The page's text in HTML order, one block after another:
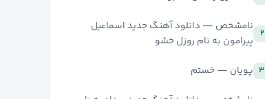
۲
نامشخص — دانلود آهنگ جدید اسماعیل
پیرامون به نام روزل خشو
۳ پویان — خستم